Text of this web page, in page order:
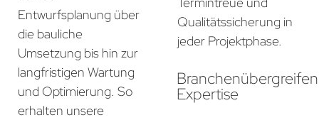
Entwurfsplanung über
die bauliche
Umsetzung bis hin zur
langfristigen Wartung
und Optimierung. So
erhalten unsere
Qualitätssicherung in
jeder Projektphase.
Expertise